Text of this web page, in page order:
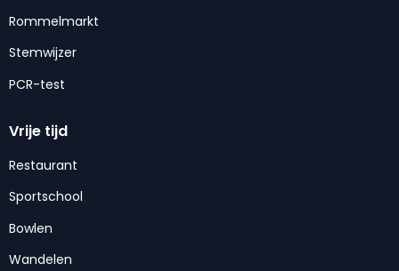
Rommelmarkt
Stemwijzer
PCR-test
Vrije tijd
Restaurant
Sportschool
Bowlen
Wandelen